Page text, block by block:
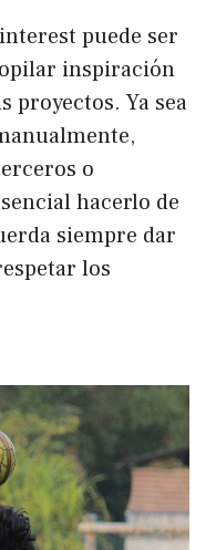
puede ser
inspiración
proyectos. Ya sea
o
hacerlo de
siempre dar
los